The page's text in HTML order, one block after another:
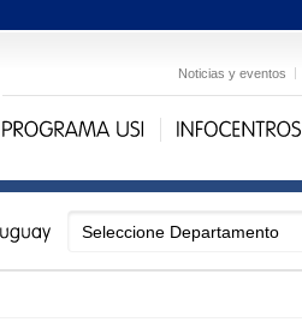
Noticias y eventos